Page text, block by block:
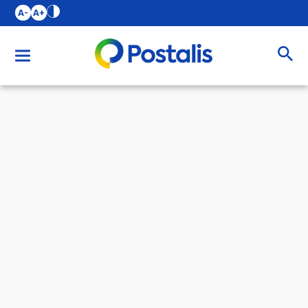
A- A+
Buscar